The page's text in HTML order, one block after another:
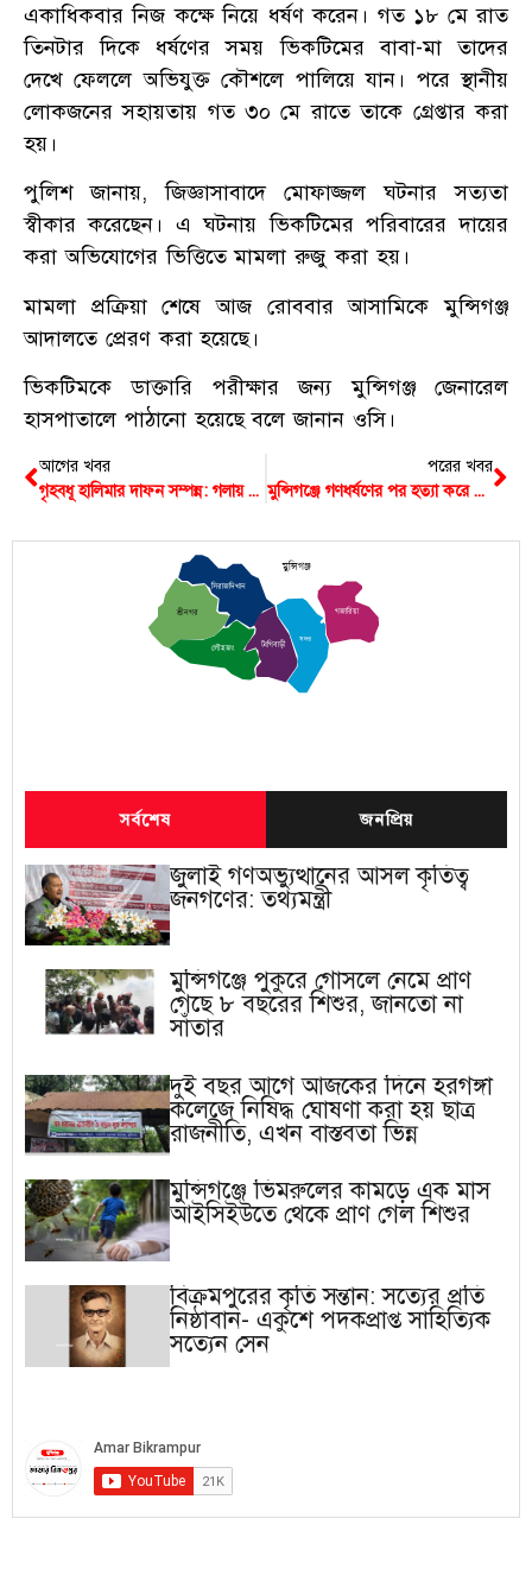
একাধিকবার নিজ কক্ষে নিয়ে ধর্ষণ করেন। গত ১৮ মে রাত
তিনটার দিকে ধর্ষণের সময় ভিকটিমের বাবা-মা তাদের
দেখে ফেললে অভিযুক্ত কৌশলে পালিয়ে যান। পরে স্থানীয়
লোকজনের সহায়তায় গত ৩০ মে রাতে তাকে গ্রেপ্তার করা
হয়।
পুলিশ জানায়, জিজ্ঞাসাবাদে মোফাজ্জল ঘটনার সত্যতা
স্বীকার করেছেন। এ ঘটনায় ভিকটিমের পরিবারের দায়ের
করা অভিযোগের ভিত্তিতে মামলা রুজু করা হয়।
মামলা প্রক্রিয়া শেষে আজ রোববার আসামিকে মুন্সিগঞ্জ
আদালতে প্রেরণ করা হয়েছে।
ভিকটিমকে ডাক্তারি পরীক্ষার জন্য মুন্সিগঞ্জ জেনারেল
হাসপাতালে পাঠানো হয়েছে বলে জানান ওসি।
আগের খবর
গৃহবধূ হালিমার দাফন সম্পন্ন: গলায় সালোয়ার বাঁধার রহস্য উদঘাটনে পিবিআই, আটক ৪
পরের খবর
মুন্সিগঞ্জে গণধর্ষণের পর হত্যা করে গৃহবধূকে ফেলে দেয়া হয় নদীতে, ৪ জন গ্রেপ্তার
শ্রীনগর
সিরাজদিখান
টংগিবাড়ী
সদর
গজারিয়া
লৌহজং
মুন্সিগঞ্জ
সর্বশেষ জনপ্রিয়
জুলাই গণঅভ্যুত্থানের আসল কৃতিত্ব
জনগণের: তথ্যমন্ত্রী
মুন্সিগঞ্জে পুকুরে গোসলে নেমে প্রাণ
গেছে ৮ বছরের শিশুর, জানতো না
সাঁতার
দুই বছর আগে আজকের দিনে হরগঙ্গা
কলেজে নিষিদ্ধ ঘোষণা করা হয় ছাত্র
রাজনীতি, এখন বাস্তবতা ভিন্ন
মুন্সিগঞ্জে ভিমরুলের কামড়ে এক মাস
আইসিইউতে থেকে প্রাণ গেল শিশুর
বিক্রমপুরের কৃতি সন্তান: সত্যের প্রতি
নিষ্ঠাবান- একুশে পদকপ্রাপ্ত সাহিত্যিক
সত্যেন সেন